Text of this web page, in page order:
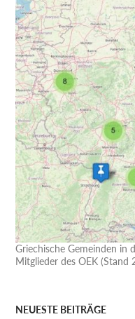
Griechische Gemeinden in
Mitglieder des OEK (Stand
NEUESTE BEITRÄGE